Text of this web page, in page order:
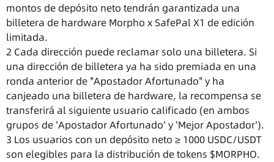
montos de depósito neto tendrán garantizada una
billetera de hardware Morpho x SafePal X1 de edición
limitada.
2 Cada dirección puede reclamar solo una billetera. Si
una dirección de billetera ya ha sido premiada en una
ronda anterior de "Apostador Afortunado" y ha
canjeado una billetera de hardware, la recompensa se
transferirá al siguiente usuario calificado (en ambos
grupos de 'Apostador Afortunado' y 'Mejor Apostador').
3 Los usuarios con un depósito neto ≥ 1000 USDC/USDT
son elegibles para la distribución de tokens $MORPHO.